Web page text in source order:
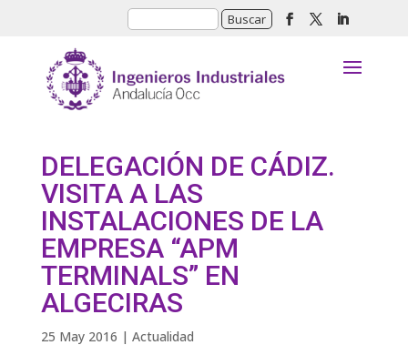
DELEGACIÓN DE CÁDIZ.
VISITA A LAS
INSTALACIONES DE LA
EMPRESA “APM
TERMINALS” EN
ALGECIRAS
25 May 2016 | Actualidad